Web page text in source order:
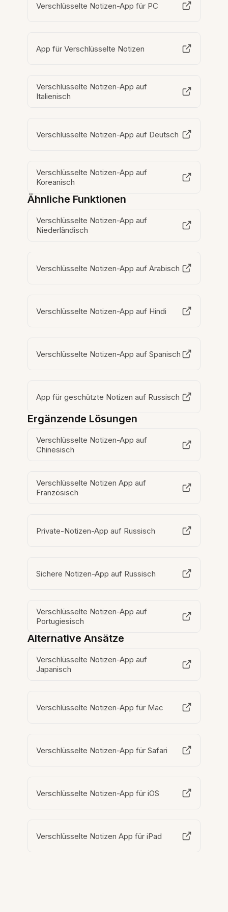
Verschlüsselte Notizen-App für PC
App für Verschlüsselte Notizen
Verschlüsselte Notizen-App auf
Italienisch
Verschlüsselte Notizen-App auf Deutsch
Verschlüsselte Notizen-App auf
Koreanisch
Ähnliche Funktionen
Verschlüsselte Notizen-App auf
Niederländisch
Verschlüsselte Notizen-App auf Arabisch
Verschlüsselte Notizen-App auf Hindi
Verschlüsselte Notizen-App auf Spanisch
App für geschützte Notizen auf Russisch
Ergänzende Lösungen
Verschlüsselte Notizen-App auf
Chinesisch
Verschlüsselte Notizen App auf
Französisch
Private-Notizen-App auf Russisch
Sichere Notizen-App auf Russisch
Verschlüsselte Notizen-App auf
Portugiesisch
Alternative Ansätze
Verschlüsselte Notizen-App auf
Japanisch
Verschlüsselte Notizen-App für Mac
Verschlüsselte Notizen-App für Safari
Verschlüsselte Notizen-App für iOS
Verschlüsselte Notizen App für iPad